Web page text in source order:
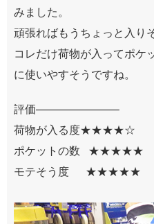
みました。
頑張ればもうちょっと入り
コレだけ荷物が入ってポケ
に使いやすそうですね。
評価———————–
荷物が入る度★★★★☆
ポケットの数 ★★★★★
モテそう度 ★★★★★